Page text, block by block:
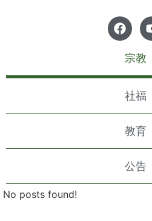
宗教
社福
教育
公告
No posts found!